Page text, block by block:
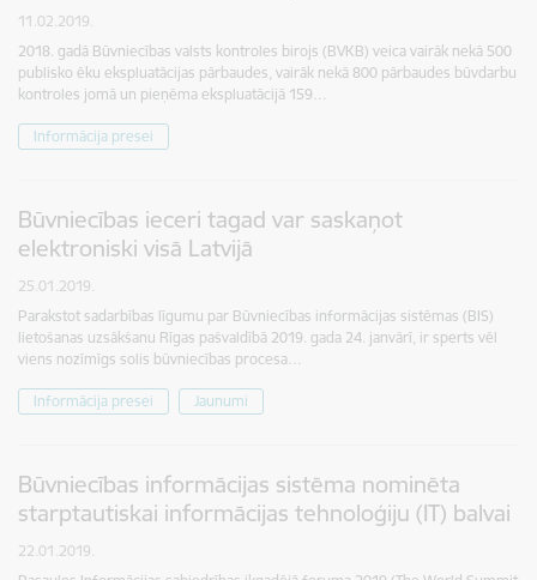
11.02.2019.
2018. gadā Būvniecības valsts kontroles birojs (BVKB) veica vairāk nekā 500
publisko ēku ekspluatācijas pārbaudes, vairāk nekā 800 pārbaudes būvdarbu
kontroles jomā un pieņēma ekspluatācijā 159…
Informācija presei
Būvniecības ieceri tagad var saskaņot
elektroniski visā Latvijā
25.01.2019.
Parakstot sadarbības līgumu par Būvniecības informācijas sistēmas (BIS)
lietošanas uzsākšanu Rīgas pašvaldībā 2019. gada 24. janvārī, ir sperts vēl
viens nozīmīgs solis būvniecības procesa…
Informācija presei Jaunumi
Būvniecības informācijas sistēma nominēta
starptautiskai informācijas tehnoloģiju (IT) balvai
22.01.2019.